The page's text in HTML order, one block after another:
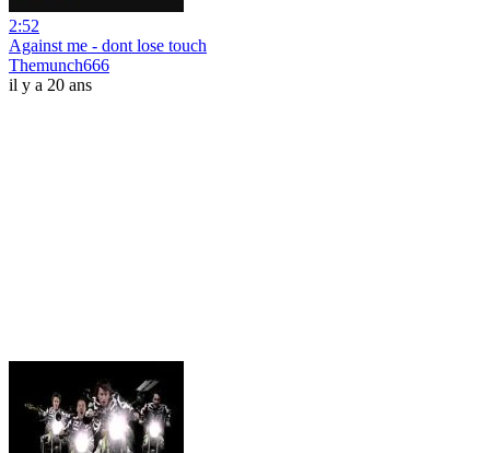
2:52
Against me - dont lose touch
Themunch666
il y a 20 ans